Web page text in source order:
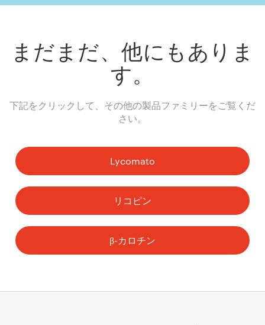
まだまだ、他にもありま
す。
下記をクリックして、その他の製品ファミリーをご覧くだ
さい。
Lycomato
リコピン
β-カロチン